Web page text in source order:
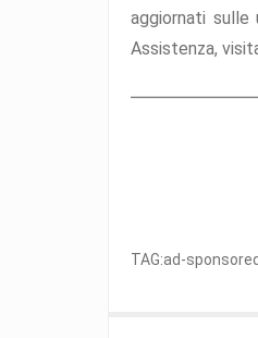
aggiornati sulle
Assistenza,
TAG:ad-